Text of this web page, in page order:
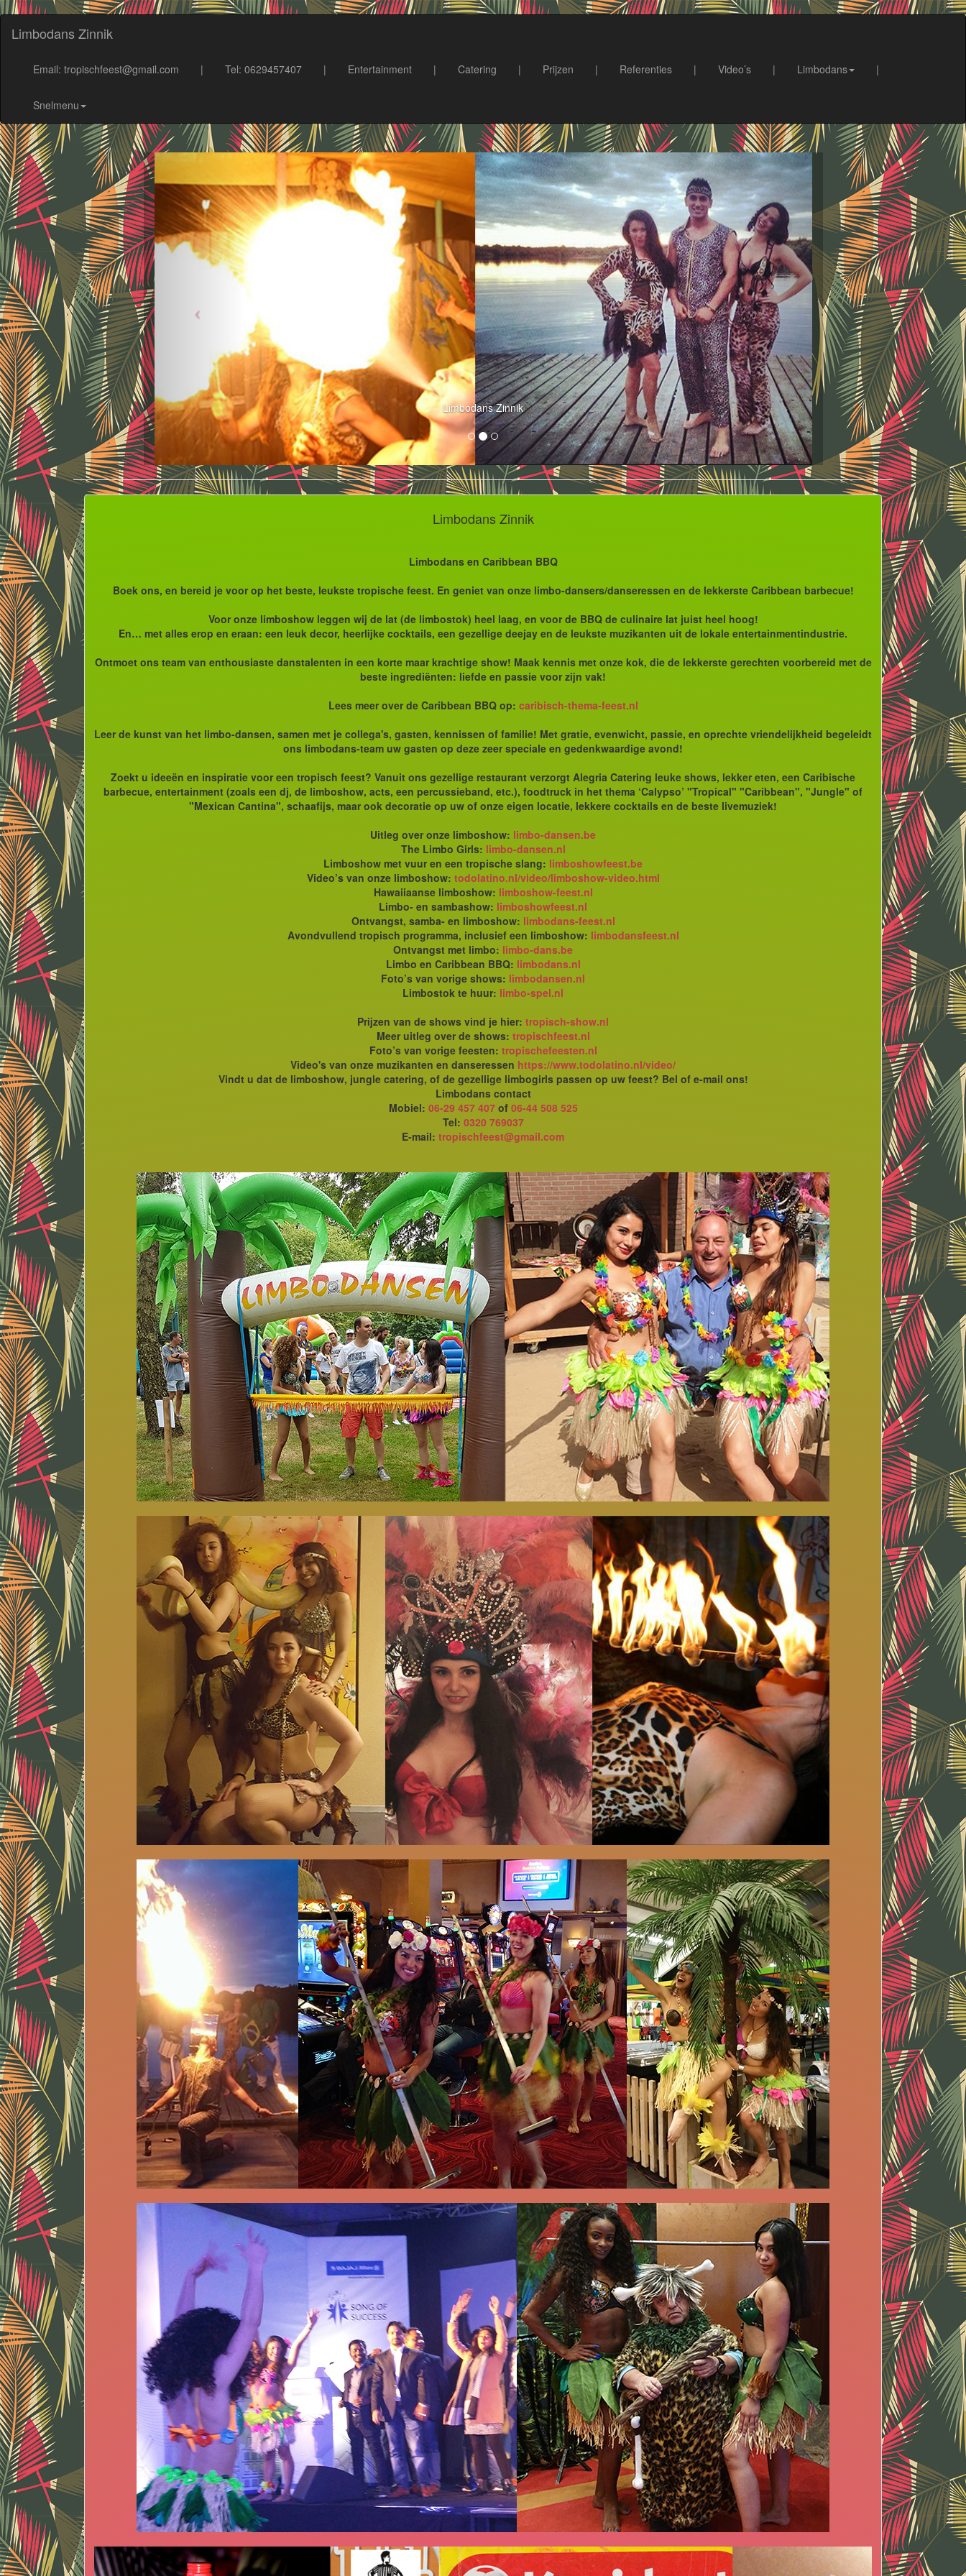
Limbodans Zinnik
Email: tropischfeest@gmail.com | Tel: 0629457407 | Entertainment | Catering | Prijzen | Referenties | Video’s | Limbodans |
Snelmenu
Limbodans Zinnik
Limbodans Zinnik
Limbodans en Caribbean BBQ
Boek ons, en bereid je voor op het beste, leukste tropische feest. En geniet van onze limbo-dansers/danseressen en de lekkerste Caribbean barbecue!
Voor onze limboshow leggen wij de lat (de limbostok) heel laag, en voor de BBQ de culinaire lat juist heel hoog!
En… met alles erop en eraan: een leuk decor, heerlijke cocktails, een gezellige deejay en de leukste muzikanten uit de lokale entertainmentindustrie.
Ontmoet ons team van enthousiaste danstalenten in een korte maar krachtige show! Maak kennis met onze kok, die de lekkerste gerechten voorbereid met de
beste ingrediënten: liefde en passie voor zijn vak!
Lees meer over de Caribbean BBQ op: caribisch-thema-feest.nl
Leer de kunst van het limbo-dansen, samen met je collega's, gasten, kennissen of familie! Met gratie, evenwicht, passie, en oprechte vriendelijkheid begeleidt
ons limbodans-team uw gasten op deze zeer speciale en gedenkwaardige avond!
Zoekt u ideeën en inspiratie voor een tropisch feest? Vanuit ons gezellige restaurant verzorgt Alegria Catering leuke shows, lekker eten, een Caribische
barbecue, entertainment (zoals een dj, de limboshow, acts, een percussieband, etc.), foodtruck in het thema ‘Calypso’ "Tropical" "Caribbean", "Jungle" of
"Mexican Cantina", schaafijs, maar ook decoratie op uw of onze eigen locatie, lekkere cocktails en de beste livemuziek!
Uitleg over onze limboshow: limbo-dansen.be
The Limbo Girls: limbo-dansen.nl
Limboshow met vuur en een tropische slang: limboshowfeest.be
Video’s van onze limboshow: todolatino.nl/video/limboshow-video.html
Hawaiiaanse limboshow: limboshow-feest.nl
Limbo- en sambashow: limboshowfeest.nl
Ontvangst, samba- en limboshow: limbodans-feest.nl
Avondvullend tropisch programma, inclusief een limboshow: limbodansfeest.nl
Ontvangst met limbo: limbo-dans.be
Limbo en Caribbean BBQ: limbodans.nl
Foto’s van vorige shows: limbodansen.nl
Limbostok te huur: limbo-spel.nl
Prijzen van de shows vind je hier: tropisch-show.nl
Meer uitleg over de shows: tropischfeest.nl
Foto’s van vorige feesten: tropischefeesten.nl
Video's van onze muzikanten en danseressen https://www.todolatino.nl/video/
Vindt u dat de limboshow, jungle catering, of de gezellige limbogirls passen op uw feest? Bel of e-mail ons!
Limbodans contact
Mobiel: 06-29 457 407of 06-44 508 525
Tel: 0320 769037
E-mail: tropischfeest@gmail.com